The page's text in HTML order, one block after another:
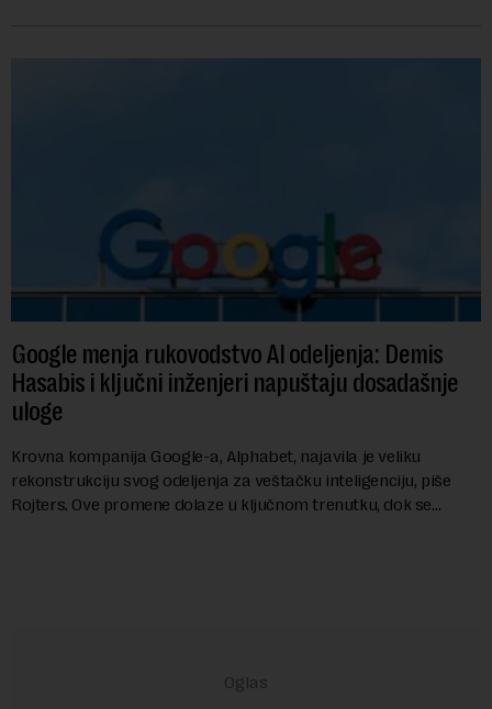
Google menja rukovodstvo AI odeljenja: Demis
Hasabis i ključni inženjeri napuštaju dosadašnje
uloge
Krovna kompanija Google-a, Alphabet, najavila je veliku
rekonstrukciju svog odeljenja za veštačku inteligenciju, piše
Rojters. Ove promene dolaze u ključnom trenutku, dok se